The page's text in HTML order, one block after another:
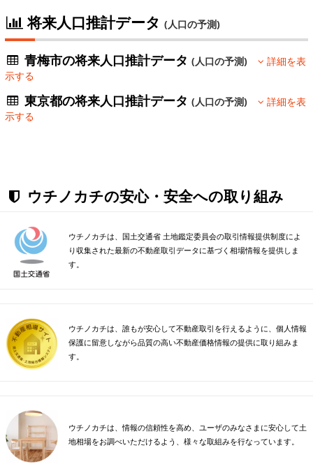
将来人口推計データ (人口の予測)
青梅市の将来人口推計データ(人口の予測)
詳細を表
示する
東京都の将来人口推計データ(人口の予測)
詳細を表
示する
ウチノカチの安心・安全への取り組み
ウチノカチは、国土交通省 土地鑑定委員会の取引情報提供制度によ
り収集された最新の不動産取引データに基づく相場情報を提供しま
す。
ウチノカチは、誰もが安心して不動産取引を行えるように、個人情報
保護に留意しながら品質の高い不動産価格情報の提供に取り組みま
す。
ウチノカチは、情報の信頼性を高め、ユーザのみなさまに安心して土
地相場をお調べいただけるよう、様々な取組みを行なっています。